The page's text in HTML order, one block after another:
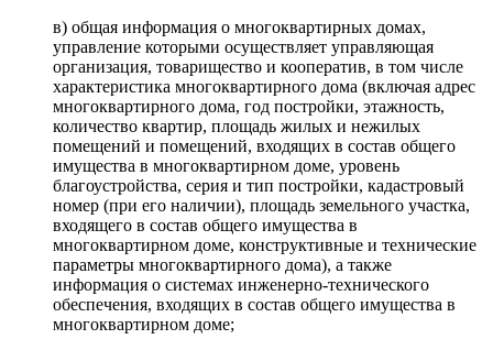
в) общая информация о многоквартирных домах,
управление которыми осуществляет управляющая
организация, товарищество и кооператив, в том числе
характеристика многоквартирного дома (включая адрес
многоквартирного дома, год постройки, этажность,
количество квартир, площадь жилых и нежилых
помещений и помещений, входящих в состав общего
имущества в многоквартирном доме, уровень
благоустройства, серия и тип постройки, кадастровый
номер (при его наличии), площадь земельного участка,
входящего в состав общего имущества в
многоквартирном доме, конструктивные и технические
параметры многоквартирного дома), а также
информация о системах инженерно-технического
обеспечения, входящих в состав общего имущества в
многоквартирном доме;